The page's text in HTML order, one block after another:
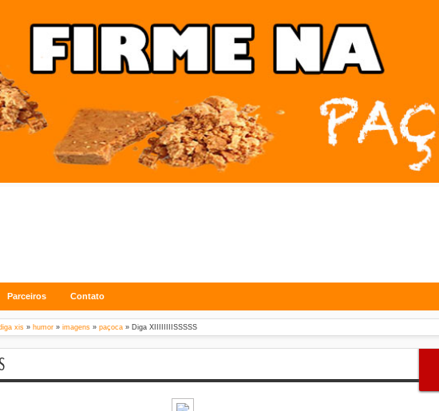
Parceiros Contato
xis » humor » imagens » paçoca » Diga XIIIIIIIISSSSS